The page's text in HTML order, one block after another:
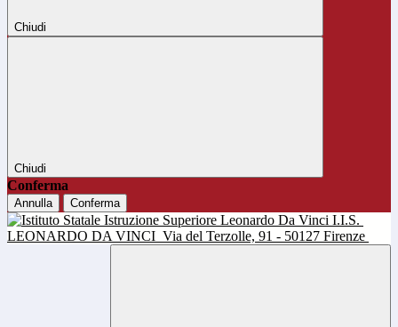
Chiudi
Chiudi
Conferma
Annulla Conferma
I.I.S.
LEONARDO DA VINCI Via del Terzolle, 91 - 50127 Firenze